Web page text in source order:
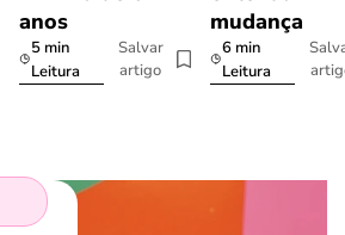
anos
5 min
Leitura
Salvar
artigo
mudança
6 min
Leitura